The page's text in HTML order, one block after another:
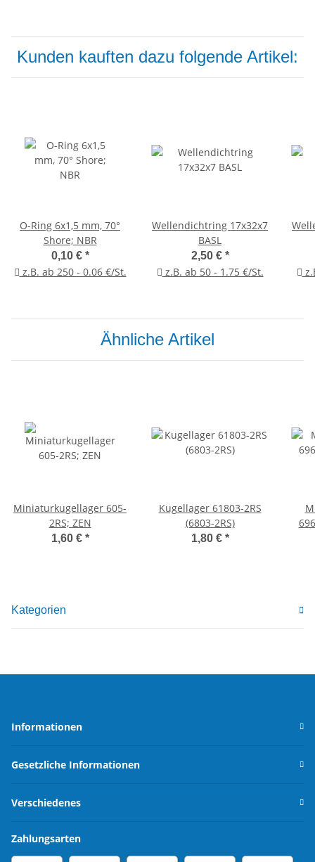
Kunden kauften dazu folgende Artikel:
O-Ring 6x1,5 mm, 70°
Shore; NBR
0,10 € *
z.B. ab 250 - 0.06 €/St.
Wellendichtring 17x32x7
BASL
2,50 € *
z.B. ab 50 - 1.75 €/St.
Ähnliche Artikel
Miniaturkugellager 605-
2RS; ZEN
1,60 € *
Kugellager 61803-2RS
(6803-2RS)
1,80 € *
Kategorien
Informationen
Gesetzliche Informationen
Verschiedenes
Zahlungsarten